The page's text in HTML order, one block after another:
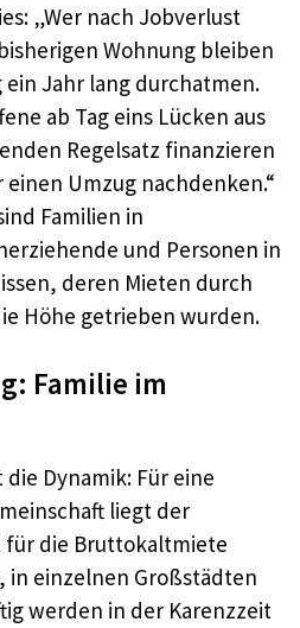
„Wer nach Jobverlust
Wohnung bleiben
Jahr lang durchatmen.
ab Tag eins Lücken aus
Regelsatz finanzieren
Umzug nachdenken.“
Familien in
und Personen in
deren Mieten durch
Höhe getrieben wurden.
Familie im
die Dynamik: Für eine
liegt der
die Bruttokaltmiete
in einzelnen Großstädten
werden in der Karenzzeit